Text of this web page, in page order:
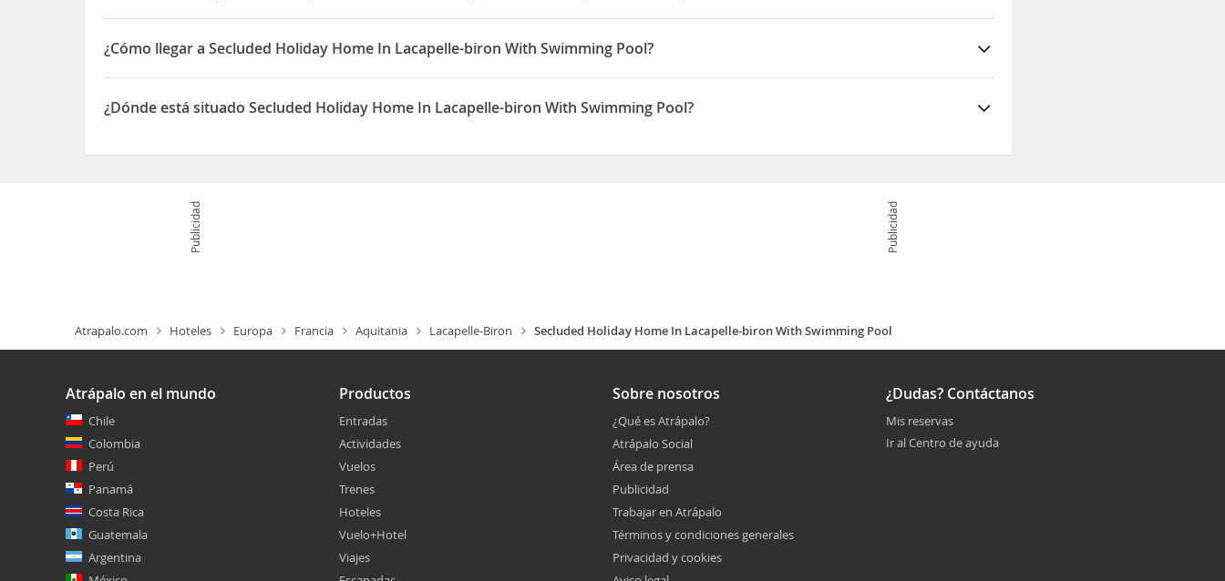
¿Cómo llegar a Secluded Holiday Home In Lacapelle-biron With Swimming Pool?
Esta casa de vacaciones de Lacapelle-Biron está en una zona rural y a menos de cinco minutos en coche de Parque de ocio al aire libre
Parc en Ciel y Museo Bernard Palissy Además, esta casa de vacaciones se encuentra a 3,9 km de Château de Biron y a 7,1 km de Castillo
de Gavaudun
¿Dónde está situado Secluded Holiday Home In Lacapelle-biron With Swimming Pool?
Publicidad Publicidad
Atrapalo.com Hoteles Europa Francia Aquitania Lacapelle-Biron Secluded Holiday Home In Lacapelle-biron With Swimming Pool
Atrápalo en el mundo
Chile
Colombia
Perú
Panamá
Costa Rica
Guatemala
Argentina
Productos
Entradas
Actividades
Vuelos
Trenes
Hoteles
Vuelo+Hotel
Viajes
Sobre nosotros
¿Qué es Atrápalo?
Atrápalo Social
Área de prensa
Publicidad
Trabajar en Atrápalo
Términos y condiciones generales
Privacidad y cookies
¿Dudas? Contáctanos
Mis reservas
Ir al Centro de ayuda